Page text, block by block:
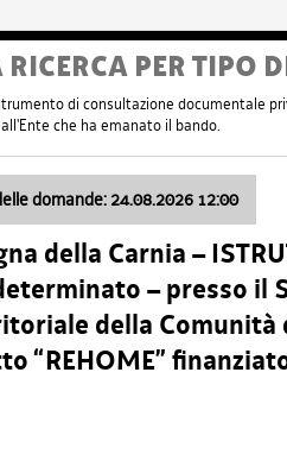
PER TIPO
di consultazione documentale
che ha emanato il bando.
domande: 24.08.2026 12:00
della Carnia –
– presso il
della Comunità
“REHOME”